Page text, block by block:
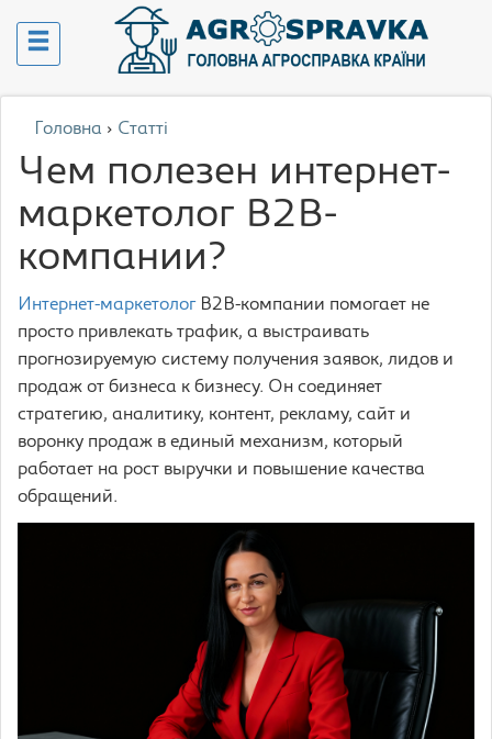
Головна › Статті
Чем полезен интернет-
маркетолог B2B-
компании?
Интернет-маркетологB2B-компании помогает не
просто привлекать трафик, а выстраивать
прогнозируемую систему получения заявок, лидов и
продаж от бизнеса к бизнесу. Он соединяет
стратегию, аналитику, контент, рекламу, сайт и
воронку продаж в единый механизм, который
работает на рост выручки и повышение качества
обращений.